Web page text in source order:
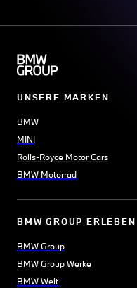
UNSERE MARKEN
BMW
MINI
Rolls-Royce Motor Cars
BMW Motorrad
BMW GROUP ERLEBEN
BMW Group
BMW Group Werke
BMW Welt